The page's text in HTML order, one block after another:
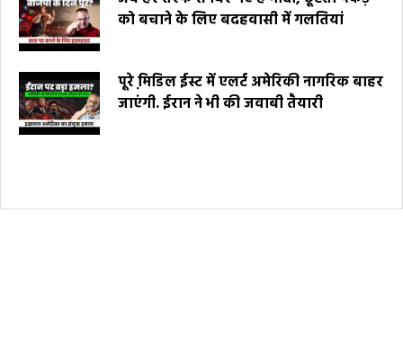
को बचाने के लिए बदहवासी में गलतियां
पूरे मि़डिल ईस्ट में एलर्ट अमेरिकी नागरिक बाहर
जाएंगी. ईरान ने भी की जवाबी तैयारी